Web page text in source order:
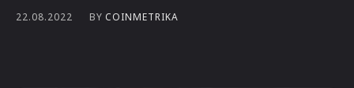
22.08.2022 BY COINMETRIKA